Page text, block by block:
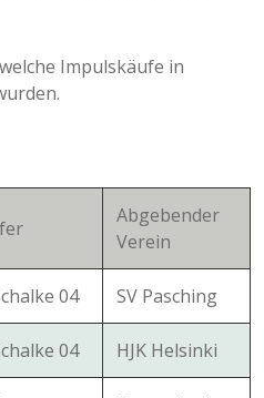
Impulskäufe in
Abgebender
Verein
04 SV Pasching
04 HJK Helsinki